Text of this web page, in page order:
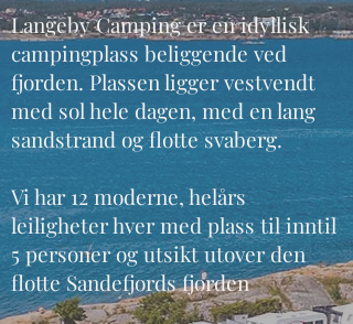
Langeby Camping er en idyllisk
campingplass beliggende ved
fjorden. Plassen ligger vestvendt
med sol hele dagen, med en lang
sandstrand og flotte svaberg.
Vi har 12 moderne, helårs
leiligheter hver med plass til inntil
5 personer og utsikt utover den
flotte Sandefjords fjorden